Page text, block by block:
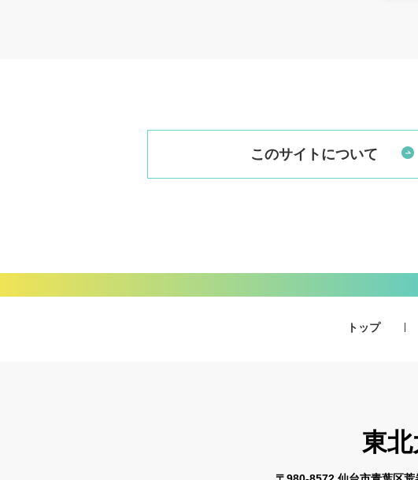
このサイトについて
トップ
東